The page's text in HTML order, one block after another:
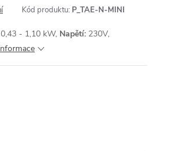
Kód produktu: P_TAE-N-MINI
- 1,10 kW, Napětí: 230V,